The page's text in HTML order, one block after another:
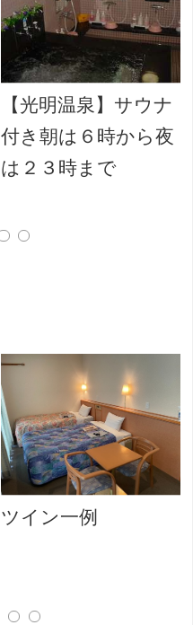
【光明温泉】サウナ
付き朝は６時から夜
は２３時まで
ツイン一例